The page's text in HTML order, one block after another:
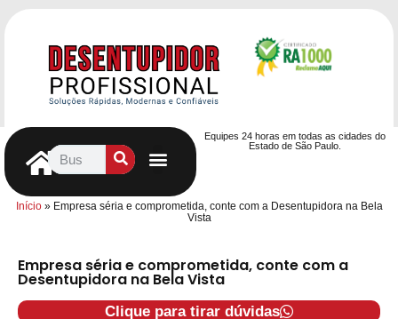
Equipes 24 horas em todas as cidades do
Estado de São Paulo.
Início» Empresa séria e comprometida, conte com a Desentupidora na Bela
Vista
Empresa séria e comprometida, conte com a
Desentupidora na Bela Vista
Clique para tirar dúvidas